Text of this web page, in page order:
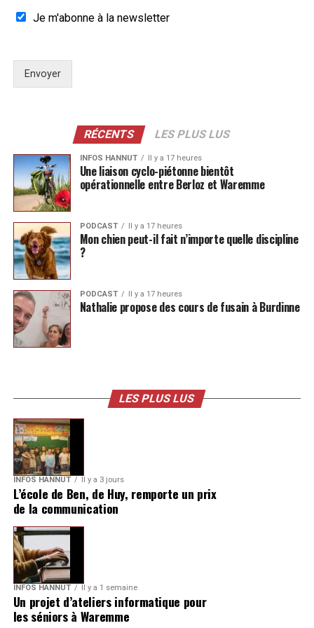
Je m'abonne à la newsletter
Envoyer
RÉCENTS LES PLUS LUS
INFOS HANNUT Il y a 17 heures
Une liaison cyclo-piétonne bientôt
opérationnelle entre Berloz et Waremme
PODCAST Il y a 17 heures
Mon chien peut-il fait n’importe quelle discipline
?
PODCAST Il y a 17 heures
Nathalie propose des cours de fusain à Burdinne
LES PLUS LUS
INFOS HANNUT Il y a 3 jours
L’école de Ben, de Huy, remporte un prix
de la communication
INFOS HANNUT Il y a 1 semaine
Un projet d’ateliers informatique pour
les séniors à Waremme